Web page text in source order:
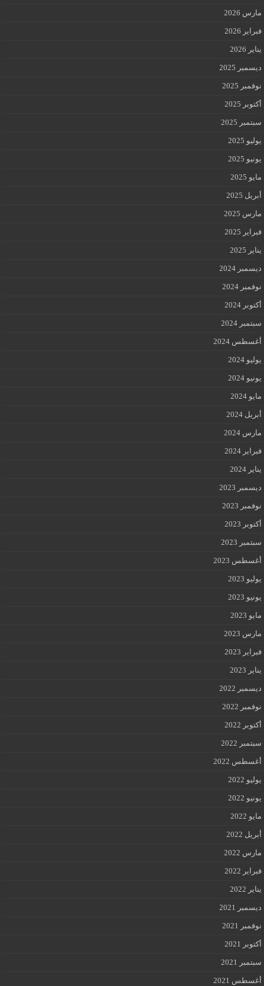
مارس 2026
فبراير 2026
يناير 2026
ديسمبر 2025
نوفمبر 2025
أكتوبر 2025
سبتمبر 2025
يوليو 2025
يونيو 2025
مايو 2025
أبريل 2025
مارس 2025
فبراير 2025
يناير 2025
ديسمبر 2024
نوفمبر 2024
أكتوبر 2024
سبتمبر 2024
أغسطس 2024
يوليو 2024
يونيو 2024
مايو 2024
أبريل 2024
مارس 2024
فبراير 2024
يناير 2024
ديسمبر 2023
نوفمبر 2023
أكتوبر 2023
سبتمبر 2023
أغسطس 2023
يوليو 2023
يونيو 2023
مايو 2023
مارس 2023
فبراير 2023
يناير 2023
ديسمبر 2022
نوفمبر 2022
أكتوبر 2022
سبتمبر 2022
أغسطس 2022
يوليو 2022
يونيو 2022
مايو 2022
أبريل 2022
مارس 2022
فبراير 2022
يناير 2022
ديسمبر 2021
نوفمبر 2021
أكتوبر 2021
سبتمبر 2021
أغسطس 2021